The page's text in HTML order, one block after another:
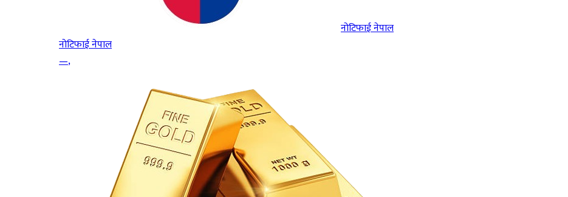
नोटिफाई नेपाल
नोटिफाई नेपाल
—,